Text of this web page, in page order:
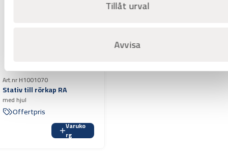
Tillåt urval
Avvisa
Art.nr H1001070
Stativ till rörkap RA
med hjul
Offertpris
Varuko
rg